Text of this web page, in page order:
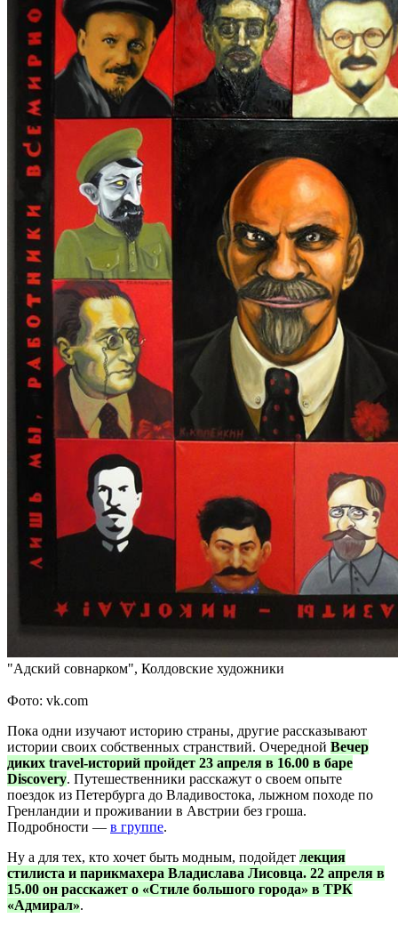
"Адский совнарком", Колдовские художники
Фото: vk.com
Пока одни изучают историю страны, другие рассказывают
истории своих собственных странствий. Очередной Вечер
диких travel-историй пройдет 23 апреля в 16.00 в баре
Discovery. Путешественники расскажут о своем опыте
поездок из Петербурга до Владивостока, лыжном походе по
Гренландии и проживании в Австрии без гроша.
Подробности — в группе.
Ну а для тех, кто хочет быть модным, подойдет лекция
стилиста и парикмахера Владислава Лисовца. 22 апреля в
15.00 он расскажет о «Стиле большого города» в ТРК
«Адмирал».